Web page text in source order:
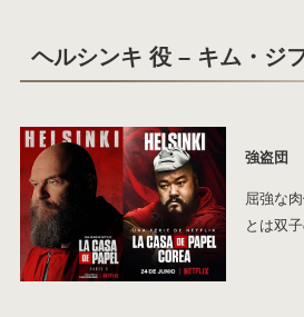
ヘルシンキ 役 – キム・ジ
強盗団
屈強な
とは双子